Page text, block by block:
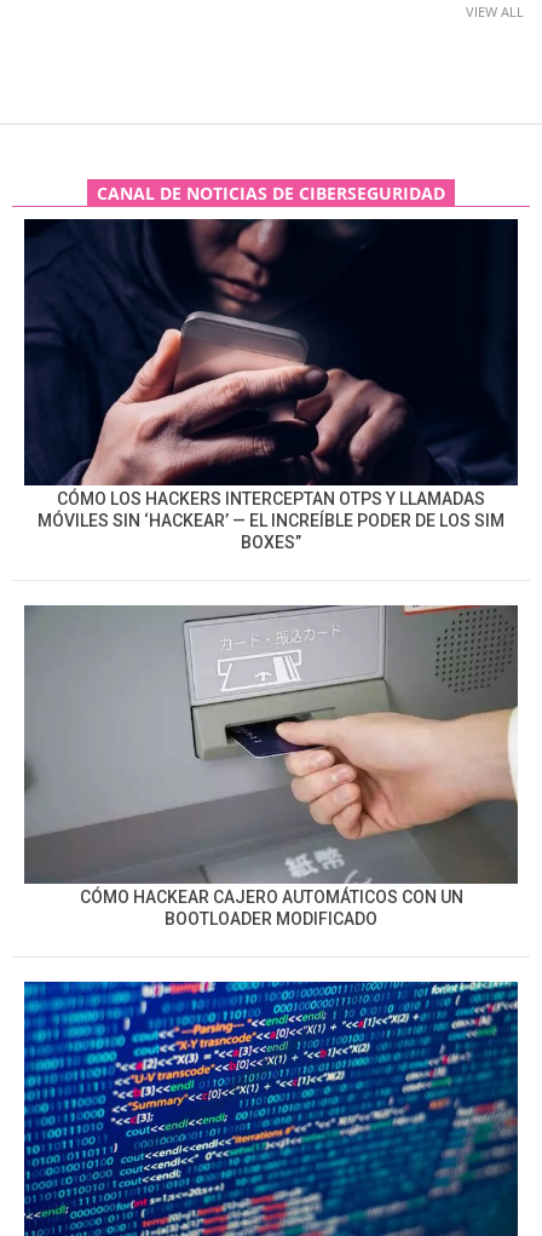
VIEW ALL
CANAL DE NOTICIAS DE CIBERSEGURIDAD
CÓMO LOS HACKERS INTERCEPTAN OTPS Y LLAMADAS
MÓVILES SIN ‘HACKEAR’ — EL INCREÍBLE PODER DE LOS SIM
BOXES”
CÓMO HACKEAR CAJERO AUTOMÁTICOS CON UN
BOOTLOADER MODIFICADO